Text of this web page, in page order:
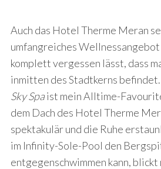
Auch das Hotel Therme Meran
umfangreiches Wellnessangebot
komplett vergessen lässt, dass
inmitten des Stadtkerns
Sky Spaist mein Alltime-
dem Dach des Hotel Therme
spektakulär und die Ruhe
im Infinity-Sole-Pool den
entgegenschwimmen kann,
S
e
a
c
h
f